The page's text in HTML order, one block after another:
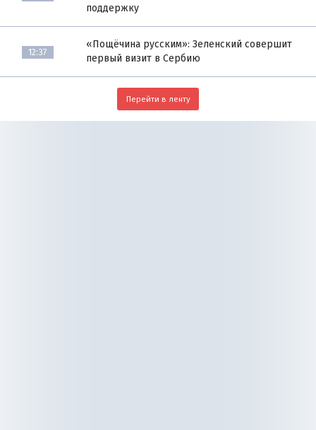
поддержку
12:37
«Пощёчина русским»: Зеленский совершит
первый визит в Сербию
Перейти в ленту